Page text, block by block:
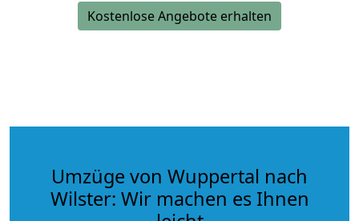
Kostenlose Angebote erhalten
Umzüge von Wuppertal nach
Wilster: Wir machen es Ihnen